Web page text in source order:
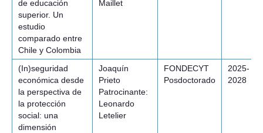
de educación
superior. Un
estudio
comparado entre
Chile y Colombia
Maillet
(In)seguridad
económica desde
la perspectiva de
la protección
social: una
dimensión
Joaquín
Prieto
Patrocinante:
Leonardo
Letelier
FONDECYT
Posdoctorado
2025-
2028